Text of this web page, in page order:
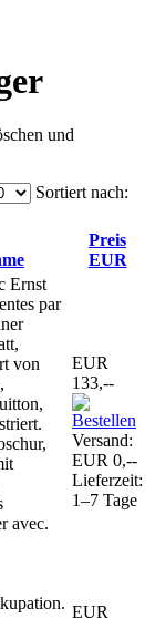
und
Sortiert nach:
Preis
EUR
Ernst
par
von
avec.
EUR
133,--
Versand:
EUR 0,--
Lieferzeit:
1–7 Tage
EUR